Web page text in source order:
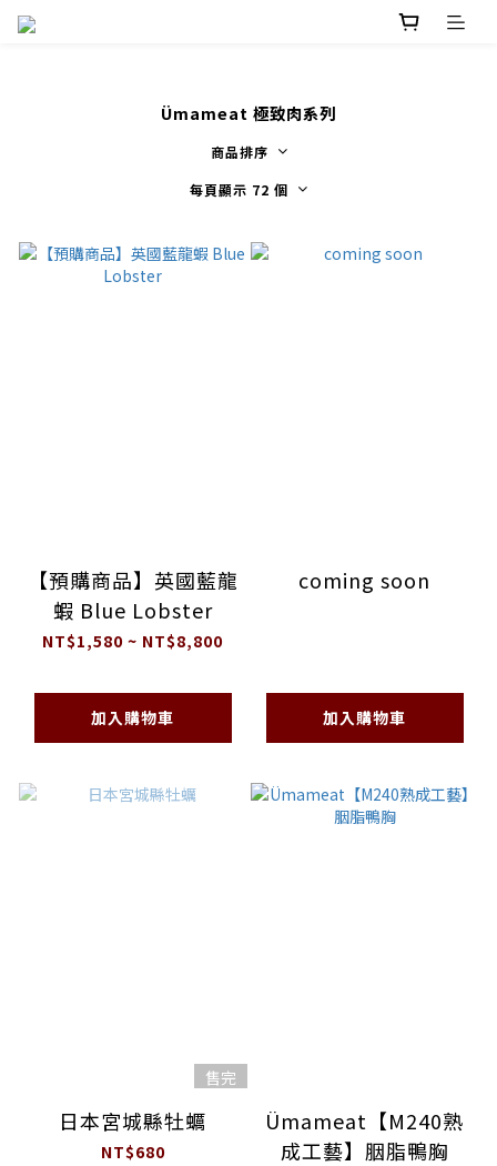
Ümameat 極致肉系列
商品排序
每頁顯示 72 個
【預購商品】英國藍龍
蝦 Blue Lobster
NT$1,580 ~ NT$8,800
加入購物車
coming soon
加入購物車
售完
日本宮城縣牡蠣
NT$680
Ümameat【M240熟
成工藝】胭脂鴨胸